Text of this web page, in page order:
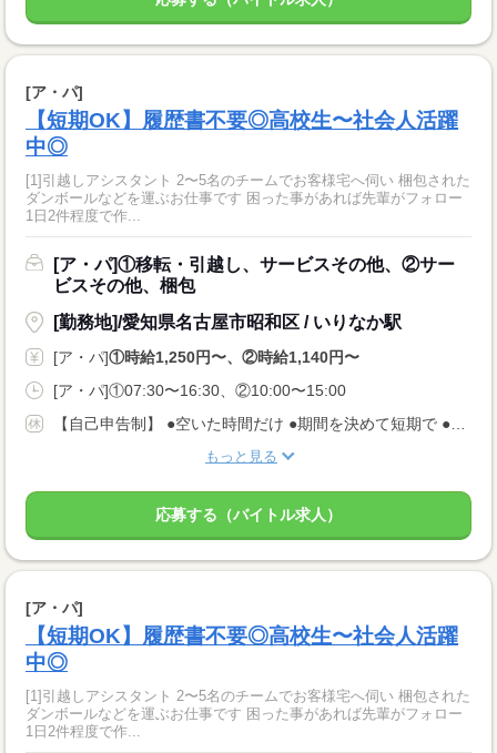
[ア・パ]
【短期OK】履歴書不要◎高校生〜社会人活躍
中◎
[1]引越しアシスタント 2〜5名のチームでお客様宅へ伺い 梱包された
ダンボールなどを運ぶお仕事です 困った事があれば先輩がフォロー
1日2件程度で作...
[ア・パ]①移転・引越し、サービスその他、②サー
ビスその他、梱包
[勤務地]/愛知県名古屋市昭和区 / いりなか駅
[ア・パ]①時給1,250円〜、②時給1,140円〜
[ア・パ]①07:30〜16:30、②10:00〜15:00
【自己申告制】 ●空いた時間だけ ●期間を決めて短期で ●週3日でバランスよく ◎仕事は毎日あります！ 入りたい時に入って、休みたい時に休む♪ ★安定してお仕事あり AMのみ/PMのみもOK♪
もっと見る
応募する（バイトル求人）
[ア・パ]
【短期OK】履歴書不要◎高校生〜社会人活躍
中◎
[1]引越しアシスタント 2〜5名のチームでお客様宅へ伺い 梱包された
ダンボールなどを運ぶお仕事です 困った事があれば先輩がフォロー
1日2件程度で作...